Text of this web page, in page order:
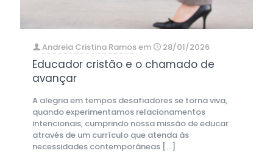
Andreia Cristina Ramosem 28/01/2026
Educador cristão e o chamado de
avançar
A alegria em tempos desafiadores se torna viva,
quando experimentamos relacionamentos
intencionais, cumprindo nossa missão de educar
através de um currículo que atenda às
necessidades contemporâneas […]